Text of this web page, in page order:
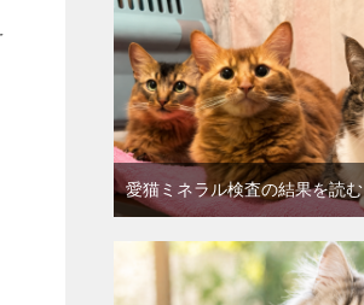
愛猫ミネラル検査の結果を読む